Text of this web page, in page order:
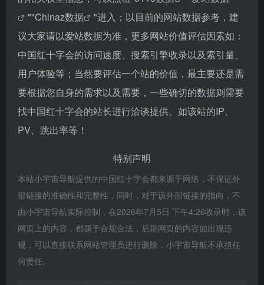
""Chinaz数据
"进入；以目前的网站数据参考，建
议大家请以爱站数据为准，更多网站价值评估因素如：
中国红十字会的访问速度、搜索引擎收录以及索引量、
用户体验等；当然要评估一个站的价值，最主要还是需
要根据您自身的需求以及需要，一些确切的数据则需要
找中国红十字会的站长进行洽谈提供。如该站的IP、
PV、跳出率等！
特别声明
本站小宇宙导航提供的中国红十字会都来源于网络，不保证外
部链接的准确性和完整性，同时，对于该外部链接的指向，不
由小宇宙导航实际控制，在2026年7月5日 下午4:26收录时，该
网页上的内容，都属于合规合法，后期网页的内容如出现违
规，可以直接联系网站管理员进行删除，小宇宙导航不承担任
何责任。